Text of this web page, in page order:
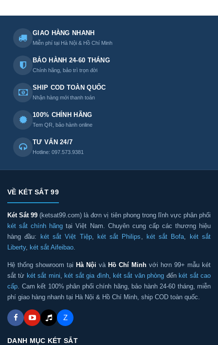
GIAO HÀNG NHANH
Miễn phí tại Hà Nội & Hồ Chí Minh
BẢO HÀNH 24-60 THÁNG
Chính hãng, bảo trì trọn đời
SHIP COD TOÀN QUỐC
Nhận hàng mới thanh toán
100% CHÍNH HÃNG
Tem QR, bảo hành online
TƯ VẤN 24/7
Hotline: 097.573.9381
VỀ KÉT SẮT 99
Két Sắt 99 (ketsat99.com) là đơn vị tiên phong trong lĩnh vực phân phối
két sắt chính hãng tại Việt Nam. Chuyên cung cấp các thương hiệu
hàng đầu: két sắt Việt Tiệp, két sắt Philips két sắt Bofa
két sắt
Liberty, két sắt Aifeibao
Hệ thống showroom tại Hà Nội và Hồ Chí Minh với hơn 99+ mẫu két
sắt từ két sắt mini ,két sắt gia đình, két sắt văn phòng đếnkét sắt cao
cấp . Cam kết 100% phân phối chính hãng, bảo hành 24-60 tháng, miễn
phí giao hàng nhanh tại Hà Nội & Hồ Chí Minh, ship COD toàn quốc.
Z
DANH MỤC KÉT SẮT